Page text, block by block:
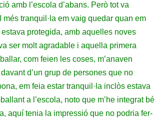
amb l’escola d’abans. Però tot va
tranquil·la em vaig quedar quan em
protegida, amb aquelles noves
ser molt agradable i aquella primera
com feien les coses, m’anaven
d’un grup de persones que no
em feia estar tranquil·la inclòs estava
a l’escola, noto que m’he integrat bé
aquí tenia la impressió que no podria fer-